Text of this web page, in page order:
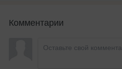
Комментарии